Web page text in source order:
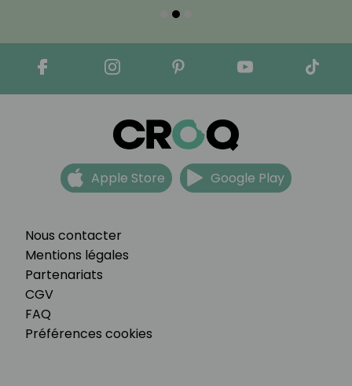
Nous contacter
Mentions légales
Partenariats
CGV
FAQ
Préférences cookies
Apple Store Google Play